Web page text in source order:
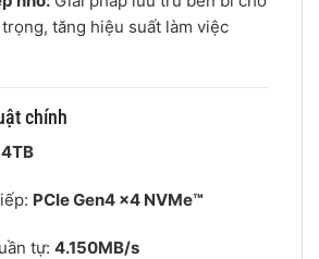
tăng hiệu suất làm việc
chính
4TB
PCIe Gen4 x4 NVMe™
tự: 4.150MB/s